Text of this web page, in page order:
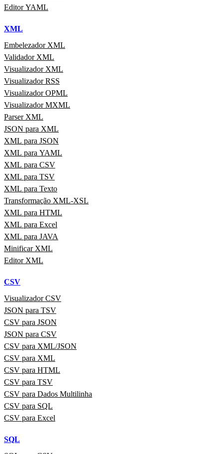
Editor YAML
XML
Embelezador XML
Validador XML
Visualizador XML
Visualizador RSS
Visualizador OPML
Visualizador MXML
Parser XML
JSON para XML
XML para JSON
XML para YAML
XML para CSV
XML para TSV
XML para Texto
Transformação XML-XSL
XML para HTML
XML para Excel
XML para JAVA
Minificar XML
Editor XML
CSV
Visualizador CSV
JSON para TSV
CSV para JSON
JSON para CSV
CSV para XML/JSON
CSV para XML
CSV para HTML
CSV para TSV
CSV para Dados Multilinha
CSV para SQL
CSV para Excel
SQL